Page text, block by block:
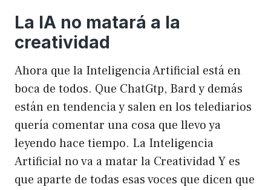
SEO
La IA no matará a la
creatividad
Ahora que la Inteligencia Artificial está en
boca de todos. Que ChatGtp, Bard y demás
están en tendencia y salen en los telediarios
quería comentar una cosa que llevo ya
leyendo hace tiempo. La Inteligencia
Artificial no va a matar la Creatividad Y es
que aparte de todas esas voces que dicen que